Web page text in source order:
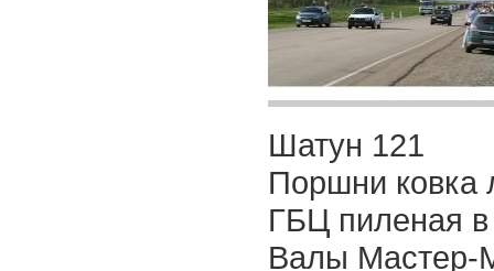
Шатун 121
Поршни ковка
ГБЦ пиленая
Валы Мастер-